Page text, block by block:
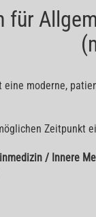
für
eine moderne,
Zeitpunkt
/ Innere